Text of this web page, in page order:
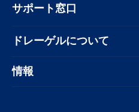
サポート窓口
ドレーゲル​について
情報